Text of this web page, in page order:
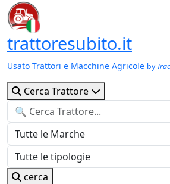
trattoresubito.it
Usato Trattori e Macchine Agricole by
Cerca Trattore
cerca